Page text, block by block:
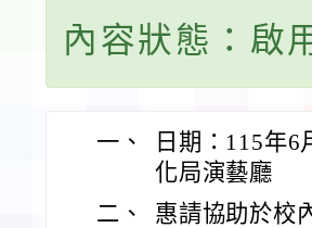
內容狀態：啟
一、
日期：115年
化局演藝廳
二、
惠請協助於校